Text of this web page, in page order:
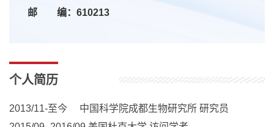
邮 编：610213
个人简历
2013/11-至今 中国科学院成都生物研究所 研究员
2015/09- 2016/09 美国杜克大学 访问学者